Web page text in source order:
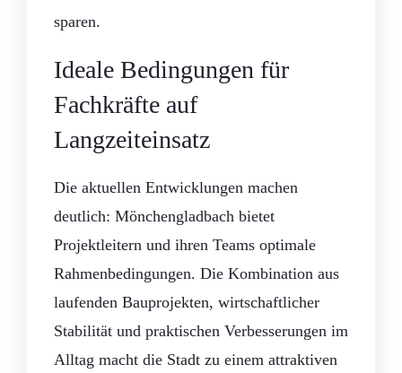
sparen.
Ideale Bedingungen für
Fachkräfte auf
Langzeiteinsatz
Die aktuellen Entwicklungen machen
deutlich: Mönchengladbach bietet
Projektleitern und ihren Teams optimale
Rahmenbedingungen. Die Kombination aus
laufenden Bauprojekten, wirtschaftlicher
Stabilität und praktischen Verbesserungen im
Alltag macht die Stadt zu einem attraktiven